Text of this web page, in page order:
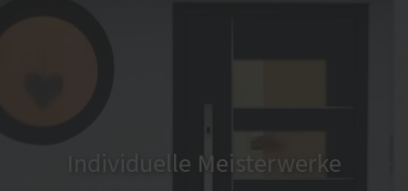
Individuelle Meisterwerke